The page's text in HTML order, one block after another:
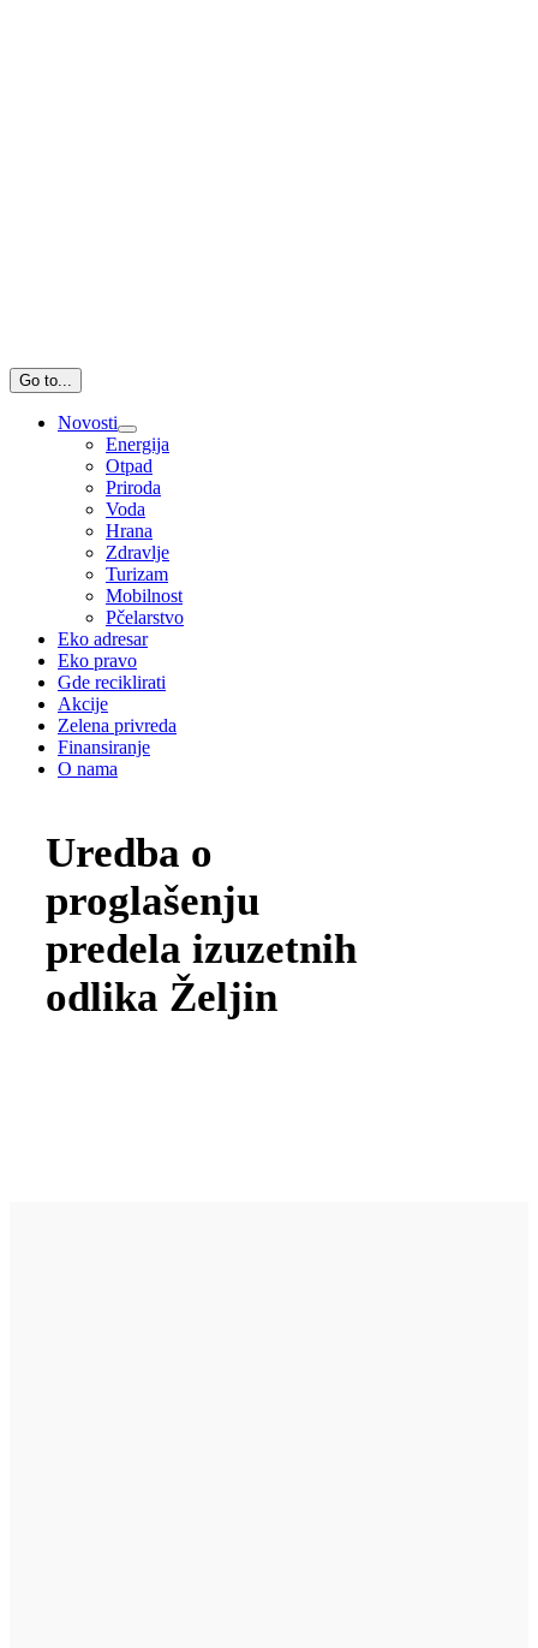
Go to...
Novosti
Energija
Otpad
Priroda
Voda
Hrana
Zdravlje
Turizam
Mobilnost
Pčelarstvo
Eko adresar
Eko pravo
Gde reciklirati
Akcije
Zelena privreda
Finansiranje
O nama
Uredba o
proglašenju
predela izuzetnih
odlika Željin